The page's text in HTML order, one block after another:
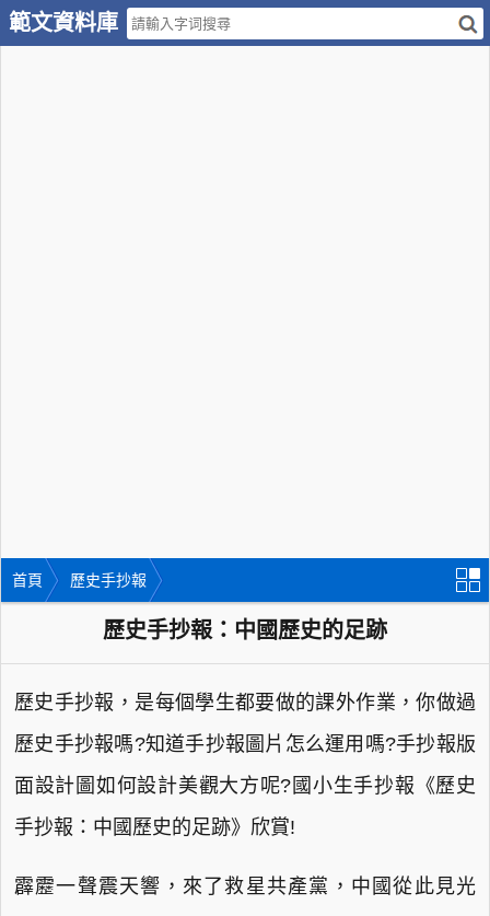
範文資料庫
首頁 歷史手抄報
歷史手抄報：中國歷史的足跡
歷史手抄報，是每個學生都要做的課外作業，你做過
歷史手抄報嗎?知道手抄報圖片怎么運用嗎?手抄報版
面設計圖如何設計美觀大方呢?國小生手抄報《歷史
手抄報：中國歷史的足跡》欣賞!
霹靂一聲震天響，來了救星共產黨，中國從此見光